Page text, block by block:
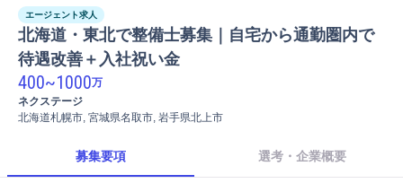
エージェント求人
北海道・東北で整備士募集｜自宅から通勤圏内で
待遇改善＋入社祝い金
400~1000万
ネクステージ
北海道札幌市, 宮城県名取市, 岩手県北上市
募集要項 選考・企業概要